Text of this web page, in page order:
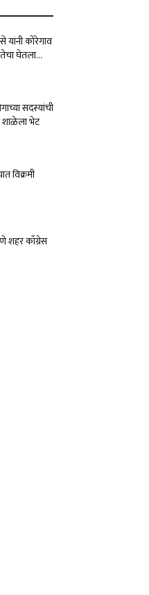
यांनी कोरेगाव
घेतला...
सदस्यांची
शाळेला भेट
विक्रमी
शहर काँग्रेस